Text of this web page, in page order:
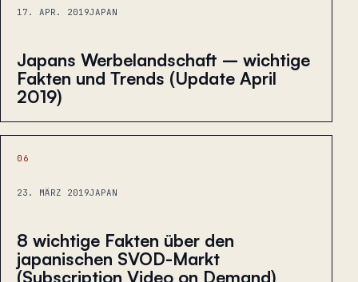
17. APR. 2019JAPAN
Japans Werbelandschaft – wichtige
Fakten und Trends (Update April
2019)
06
23. MÄRZ 2019JAPAN
8 wichtige Fakten über den
japanischen SVOD-Markt
(Subscription Video on Demand)